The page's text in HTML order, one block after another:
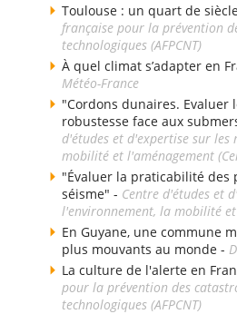
Toulouse : un quart de
française pour la prévention
technologiques (AFPCNT)
À quel climat s’adapter en
Météo-France
"Cordons dunaires.
robustesse face aux
d'études et d'expertise sur
mobilité et l'aménagement
"Évaluer la praticabilité des
séisme" - Centre d'études et
l'environnement, la mobilité
En Guyane, une commune
plus mouvants au monde -
La culture de l'alerte en
pour la prévention des
technologiques (AFPCNT)